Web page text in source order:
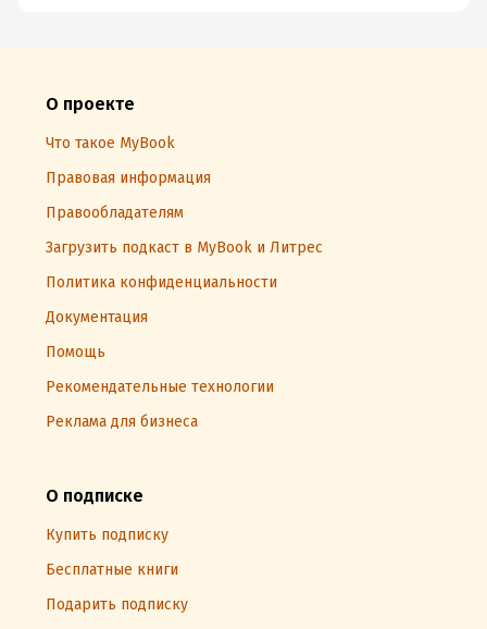
О проекте
Что такое MyBook
Правовая информация
Правообладателям
Загрузить подкаст в MyBook и Литрес
Политика конфиденциальности
Документация
Помощь
Рекомендательные технологии
Реклама для бизнеса
О подписке
Купить подписку
Бесплатные книги
Подарить подписку